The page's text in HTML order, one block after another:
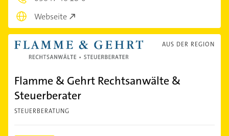
Webseite
AUS DER REGION
Flamme & Gehrt Rechtsanwälte &
Steuerberater
STEUERBERATUNG